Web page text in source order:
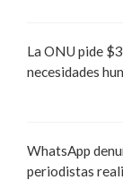
La ONU pide
necesidades
WhatsApp
periodistas